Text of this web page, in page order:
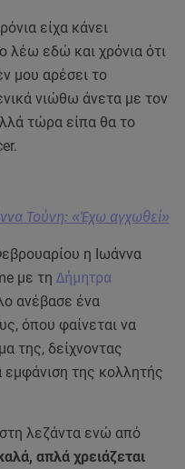
είχα κάνει
λέω εδώ και χρόνια ότι
μου αρέσει το
νιώθω άνετα με τον
τώρα είπα θα το
Τούνη: «Έχω αγχωθεί»
η Ιωάννα
με τη Δήμητρα
ανέβασε ένα
όπου φαίνεται να
της, δείχνοντας
εμφάνιση της κολλητής
στη λεζάντα ενώ από
απλά χρειάζεται